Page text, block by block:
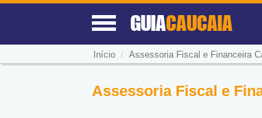
GUIACAUCAIA
Início / Assessoria Fiscal e Financeira
Assessoria Fiscal e